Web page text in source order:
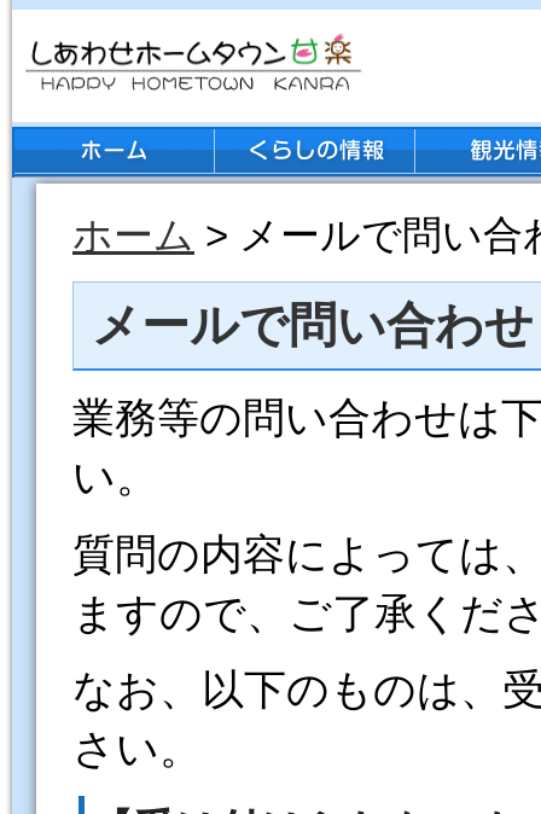
ホーム > メールで問い合
メールで問い合わせ
業務等の問い合わせは
い。
質問の内容によっては
ますので、ご了承くだ
なお、以下のものは、
さい。